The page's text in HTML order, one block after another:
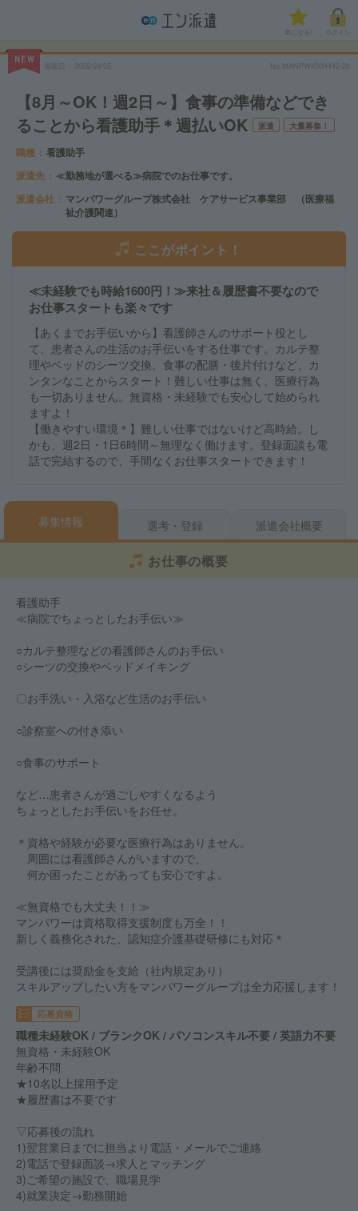
気になる!
NEW
2026/08/05 No.MANPWK934442-20
【8月～OK！週2日～】食事の準備などでき
ることから看護助手＊週払いOK
派遣 大量募集！
職種
看護助手
派遣先
≪勤務地が選べる≫病院でのお仕事です。
派遣会社
マンパワーグループ株式会社 ケアサービス事業部 （医療福
祉介護関連）
ここがポイント！
≪未経験でも時給1600円！≫来社＆履歴書不要なので
お仕事スタートも楽々です
【あくまでお手伝いから】看護師さんのサポート役とし
て、患者さんの生活のお手伝いをする仕事です。カルテ整
理やベッドのシーツ交換、食事の配膳・後片付けなど、カ
ンタンなことからスタート！難しい仕事は無く、医療行為
も一切ありません。無資格・未経験でも安心して始められ
ますよ！
【働きやすい環境＊】難しい仕事ではないけど高時給。し
かも、週2日・1日6時間～無理なく働けます。登録面談も電
話で完結するので、手間なくお仕事スタートできます！
募集情報 選考・登録 派遣会社概要
お仕事の概要
看護助手
≪病院でちょっとしたお手伝い≫
○カルテ整理などの看護師さんのお手伝い
○シーツの交換やベッドメイキング
〇お手洗い・入浴など生活のお手伝い
○診察室への付き添い
○食事のサポート
など…患者さんが過ごしやすくなるよう
ちょっとしたお手伝いをお任せ。
＊資格や経験が必要な医療行為はありません。
周囲には看護師さんがいますので、
何か困ったことがあっても安心ですよ。
≪無資格でも大丈夫！！≫
マンパワーは資格取得支援制度も万全！！
新しく義務化された、認知症介護基礎研修にも対応＊
受講後には奨励金を支給（社内規定あり）
スキルアップしたい方をマンパワーグループは全力応援します！
応募資格
職種未経験OK / ブランクOK / パソコンスキル不要 / 英語力不要
無資格・未経験OK
年齢不問
★10名以上採用予定
★履歴書は不要です
▽応募後の流れ
1)翌営業日までに担当より電話・メールでご連絡
2)電話で登録面談→求人とマッチング
3)ご希望の施設で、職場見学
4)就業決定→勤務開始